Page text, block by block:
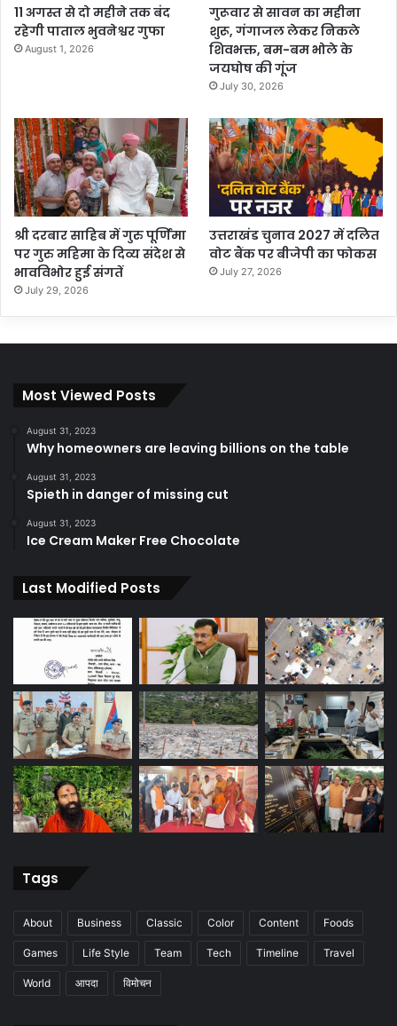
11 अगस्त से दो महीने तक बंद
रहेगी पाताल भुवनेश्वर गुफा
August 1, 2026
गुरूवार से सावन का महीना
शुरू, गंगाजल लेकर निकले
शिवभक्त, बम-बम भोले के
जयघोष की गूंज
July 30, 2026
श्री दरबार साहिब में गुरु पूर्णिमा
पर गुरु महिमा के दिव्य संदेश से
भावविभोर हुई संगतें
July 29, 2026
उत्तराखंड चुनाव 2027 में दलित
वोट बैंक पर बीजेपी का फोकस
July 27, 2026
Most Viewed Posts
August 31, 2023
Why homeowners are leaving billions on the table
August 31, 2023
Spieth in danger of missing cut
August 31, 2023
Ice Cream Maker Free Chocolate
Last Modified Posts
Tags
About Business Classic Color Content Foods
Games Life Style Team Tech Timeline Travel
World आपदा विमोचन